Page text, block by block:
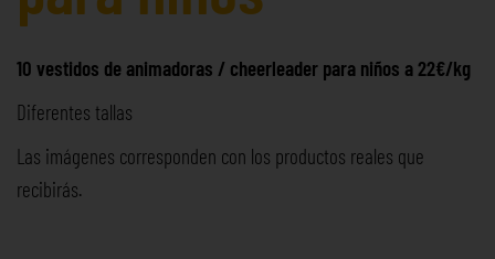
10 vestidos de animadoras / cheerleader para niños a 22€/kg
Diferentes tallas
Las imágenes corresponden con los productos reales que
recibirás.